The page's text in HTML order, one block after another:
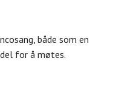
både som en
for å møtes.